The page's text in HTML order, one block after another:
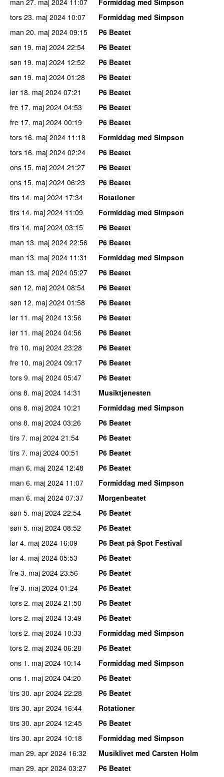
tors 23. maj 2024 10:07
Formiddag med Simpson
man 20. maj 2024 09:15
P6 Beatet
søn 19. maj 2024 22:54
P6 Beatet
søn 19. maj 2024 12:52
P6 Beatet
søn 19. maj 2024 01:28
P6 Beatet
lør 18. maj 2024 07:21
P6 Beatet
fre 17. maj 2024 04:53
P6 Beatet
fre 17. maj 2024 00:19
P6 Beatet
tors 16. maj 2024 11:18
Formiddag med Simpson
tors 16. maj 2024 02:24
P6 Beatet
ons 15. maj 2024 21:27
P6 Beatet
ons 15. maj 2024 06:23
P6 Beatet
tirs 14. maj 2024 17:34
Rotationer
tirs 14. maj 2024 11:09
Formiddag med Simpson
tirs 14. maj 2024 03:15
P6 Beatet
man 13. maj 2024 22:56
P6 Beatet
man 13. maj 2024 11:31
Formiddag med Simpson
man 13. maj 2024 05:27
P6 Beatet
søn 12. maj 2024 08:54
P6 Beatet
søn 12. maj 2024 01:58
P6 Beatet
lør 11. maj 2024 13:56
P6 Beatet
lør 11. maj 2024 04:56
P6 Beatet
fre 10. maj 2024 23:28
P6 Beatet
fre 10. maj 2024 09:17
P6 Beatet
tors 9. maj 2024 05:47
P6 Beatet
ons 8. maj 2024 14:31
Musiktjenesten
ons 8. maj 2024 10:21
Formiddag med Simpson
ons 8. maj 2024 03:26
P6 Beatet
tirs 7. maj 2024 21:54
P6 Beatet
tirs 7. maj 2024 00:51
P6 Beatet
man 6. maj 2024 12:48
P6 Beatet
man 6. maj 2024 11:07
Formiddag med Simpson
man 6. maj 2024 07:37
Morgenbeatet
søn 5. maj 2024 22:54
P6 Beatet
søn 5. maj 2024 08:52
P6 Beatet
lør 4. maj 2024 16:09
P6 Beat på Spot Festival
lør 4. maj 2024 05:53
P6 Beatet
fre 3. maj 2024 23:56
P6 Beatet
fre 3. maj 2024 01:24
P6 Beatet
tors 2. maj 2024 21:50
P6 Beatet
tors 2. maj 2024 13:49
P6 Beatet
tors 2. maj 2024 10:33
Formiddag med Simpson
tors 2. maj 2024 06:28
P6 Beatet
ons 1. maj 2024 10:14
Formiddag med Simpson
ons 1. maj 2024 04:20
P6 Beatet
tirs 30. apr 2024 22:28
P6 Beatet
tirs 30. apr 2024 16:44
Rotationer
tirs 30. apr 2024 12:45
P6 Beatet
tirs 30. apr 2024 10:18
Formiddag med Simpson
man 29. apr 2024 16:32
Musiklivet med Carsten Holm
man 29. apr 2024 03:27
P6 Beatet